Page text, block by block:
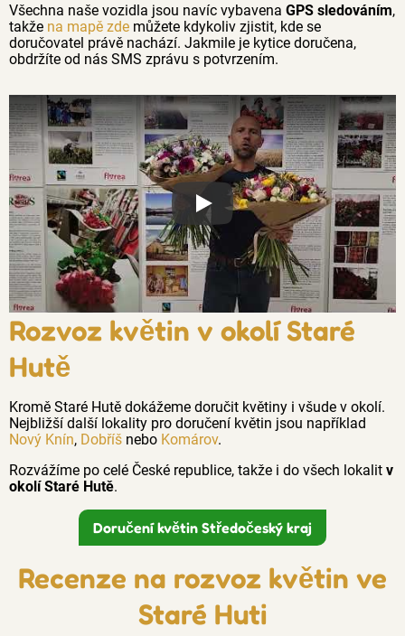
Všechna naše vozidla jsou navíc vybavena GPS sledováním,
takže na mapě zde můžete kdykoliv zjistit, kde se
doručovatel právě nachází. Jakmile je kytice doručena,
obdržíte od nás SMS zprávu s potvrzením.
Proč jsou květiny z Florea tak
Rozvoz květin v okolí Staré
Hutě
Kromě Staré Hutě dokážeme doručit květiny i všude v okolí.
Nejbližší další lokality pro doručení květin jsou například
Nový Knín, Dobříš nebo Komárov.
Rozvážíme po celé České republice, takže i do všech lokalit v
okolí Staré Hutě.
Doručení květin Středočeský kraj
Recenze na rozvoz květin ve
Staré Huti